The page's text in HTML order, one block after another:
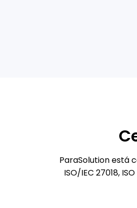
ParaSolution está
ISO/IEC 27018,